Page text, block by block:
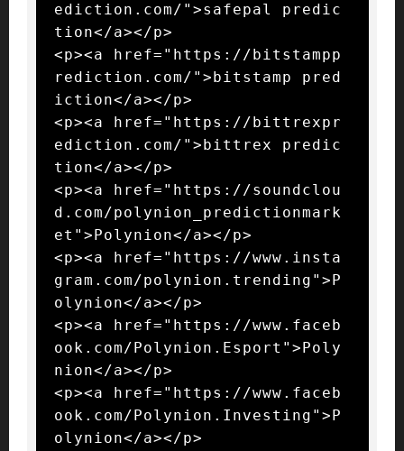
ediction.com/">safepal predic
tion</a></p>
<p><a href="https://bitstampp
rediction.com/">bitstamp pred
iction</a></p>
<p><a href="https://bittrexpr
ediction.com/">bittrex predic
tion</a></p>
<p><a href="https://soundclou
d.com/polynion_predictionmark
et">Polynion</a></p>
<p><a href="https://www.insta
gram.com/polynion.trending">P
olynion</a></p>
<p><a href="https://www.faceb
ook.com/Polynion.Esport">Poly
nion</a></p>
<p><a href="https://www.faceb
ook.com/Polynion.Investing">P
olynion</a></p>